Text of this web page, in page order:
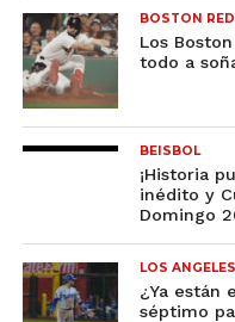
BOSTON
Los
todo a
BEISBOL
¡Historia
inédito y
Domingo
LOS
¿Ya están
séptimo